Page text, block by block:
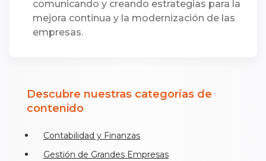
comunicando y creando estrategias para la
mejora continua y la modernización de las
empresas.
Descubre nuestras categorías de
contenido
Contabilidad y Finanzas
Gestión de Grandes Empresas